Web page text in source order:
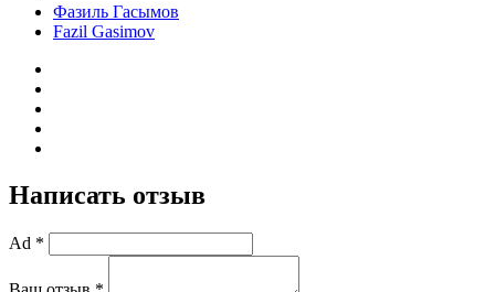
Фазиль Гасымов
Fazil Gasimov
Написать отзыв
Ad *